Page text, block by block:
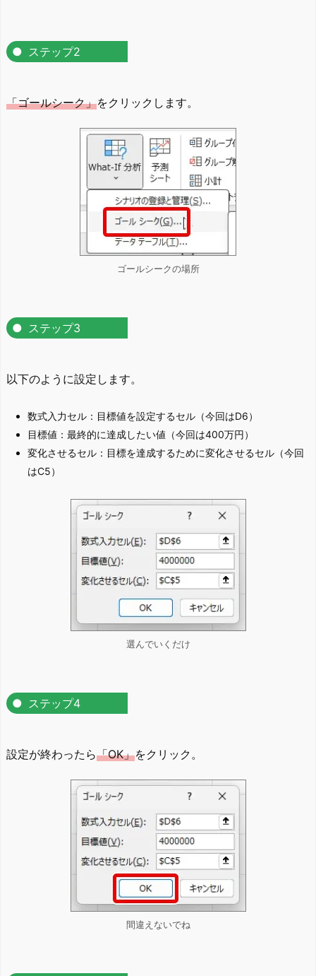
ステップ2
「ゴールシーク」をクリックします。
ゴールシークの場所
ステップ3
以下のように設定します。
数式入力セル：目標値を設定するセル（今回はD6）
目標値：最終的に達成したい値（今回は400万円）
変化させるセル：目標を達成するために変化させるセル（今回
はC5）
選んでいくだけ
ステップ4
設定が終わったら「OK」をクリック。
間違えないでね